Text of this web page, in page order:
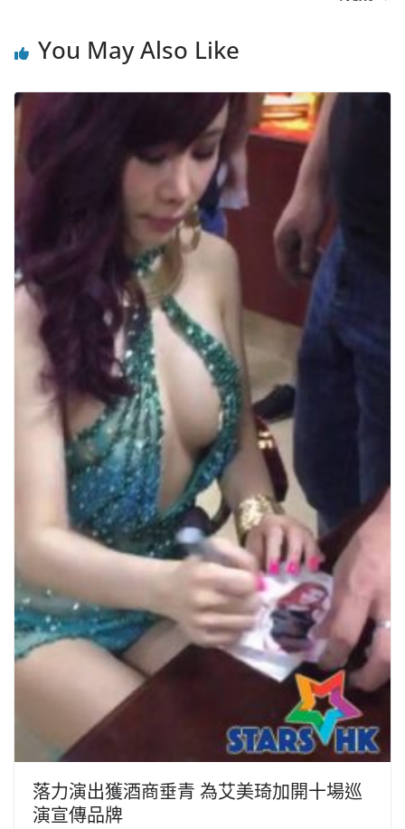
You May Also Like
落力演出獲酒商垂青 為艾美琦加開十場巡
演宣傳品牌